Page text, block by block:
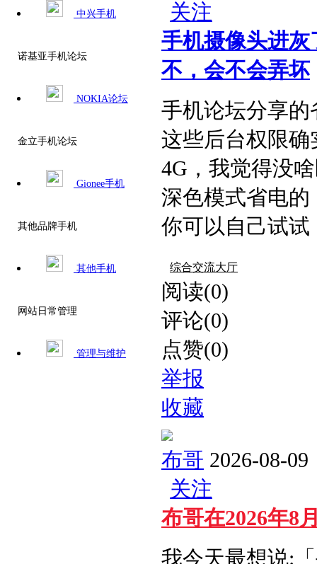
中兴手机
诺基亚手机论坛
NOKIA论坛
金立手机论坛
Gionee手机
其他品牌手机
其他手机
网站日常管理
管理与维护
关注
手机摄像头进
不，会不会弄坏​
手机论坛分享
这些后台权限确
4G，我觉得没
深色模式省电的
你可以自己试
综合交流大厅
阅读(0)
评论(0)
点赞(0)
举报
收藏
布哥 2026-08-09
关注
布哥在2026年8
我今天最想说: